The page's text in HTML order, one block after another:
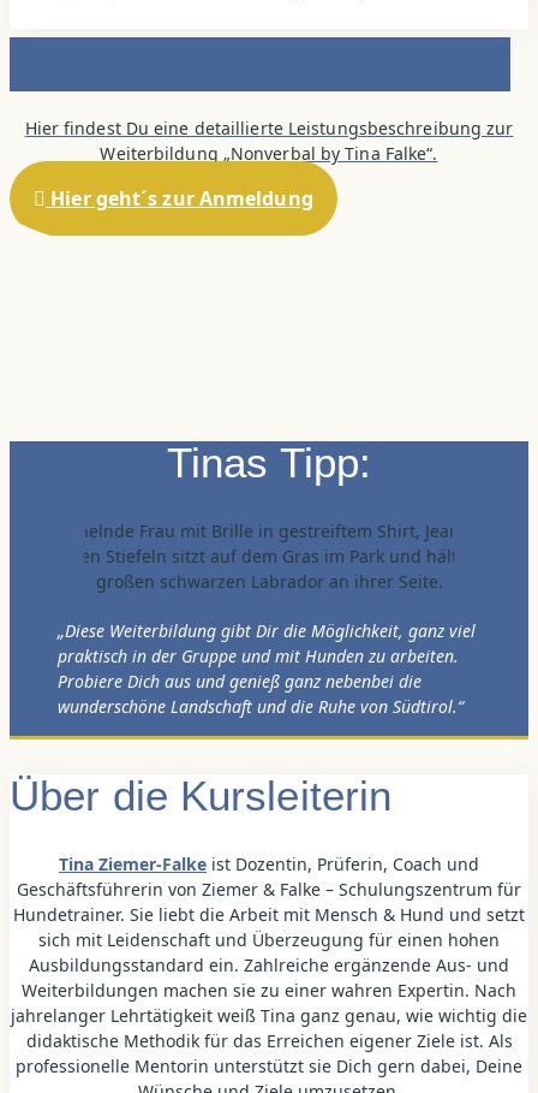
Hier findest Du eine detaillierte Leistungsbeschreibung zur
Weiterbildung „Nonverbal by Tina Falke“.
Hier geht´s zur Anmeldung
Tinas Tipp:
„Diese Weiterbildung gibt Dir die Möglichkeit, ganz viel
praktisch in der Gruppe und mit Hunden zu arbeiten.
Probiere Dich aus und genieß ganz nebenbei die
wunderschöne Landschaft und die Ruhe von Südtirol.“
Über die Kursleiterin
Tina Ziemer-Falke ist Dozentin, Prüferin, Coach und
Geschäftsführerin von Ziemer & Falke – Schulungszentrum für
Hundetrainer. Sie liebt die Arbeit mit Mensch & Hund und setzt
sich mit Leidenschaft und Überzeugung für einen hohen
Ausbildungsstandard ein. Zahlreiche ergänzende Aus- und
Weiterbildungen machen sie zu einer wahren Expertin. Nach
jahrelanger Lehrtätigkeit weiß Tina ganz genau, wie wichtig die
didaktische Methodik für das Erreichen eigener Ziele ist. Als
professionelle Mentorin unterstützt sie Dich gern dabei, Deine